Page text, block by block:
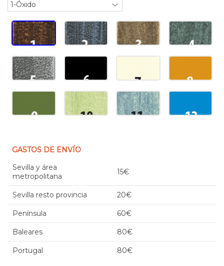
GASTOS DE ENVÍO
Sevilla y área
metropolitana
15€
Sevilla resto provincia 20€
Península 60€
Baleares 80€
Portugal 80€